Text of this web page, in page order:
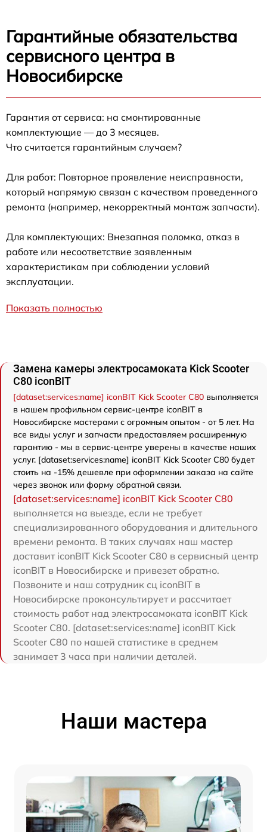
Гарантийные обязательства
сервисного центра в
Новосибирске
Гарантия от сервиса: на смонтированные
комплектующие — до 3 месяцев.
Что считается гарантийным случаем?
Для работ: Повторное проявление неисправности,
который напрямую связан с качеством проведенного
ремонта (например, некорректный монтаж запчасти).
Для комплектующих: Внезапная поломка, отказ в
работе или несоответствие заявленным
характеристикам при соблюдении условий
эксплуатации.
Показать полностью
Замена камеры электросамоката Kick Scooter
C80 iconBIT
[dataset:services:name] iconBIT Kick Scooter C80 выполняется
в нашем профильном сервис-центре iconBIT в
Новосибирске мастерами с огромным опытом - от 5 лет. На
все виды услуг и запчасти предоставляем расширенную
гарантию - мы в сервис-центре уверены в качестве наших
услуг. [dataset:services:name] iconBIT Kick Scooter C80 будет
стоить на -15% дешевле при оформлении заказа на сайте
через звонок или форму обратной связи.
[dataset:services:name] iconBIT Kick Scooter C80
выполняется на выезде, если не требует
специализированного оборудования и длительного
времени ремонта. В таких случаях наш мастер
доставит iconBIT Kick Scooter C80 в сервисный центр
iconBIT в Новосибирске и привезет обратно.
Позвоните и наш сотрудник сц iconBIT в
Новосибирске проконсультирует и рассчитает
стоимость работ над электросамоката iconBIT Kick
Scooter C80. [dataset:services:name] iconBIT Kick
Scooter C80 по нашей статистике в среднем
занимает 3 часа при наличии деталей.
Наши мастера